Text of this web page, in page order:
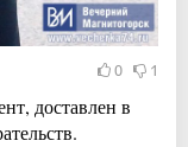
0 1
доставлен в